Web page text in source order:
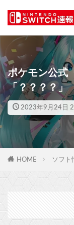
ポケモン公式
「？？？？」
2023年9月24日
HOME ソフト